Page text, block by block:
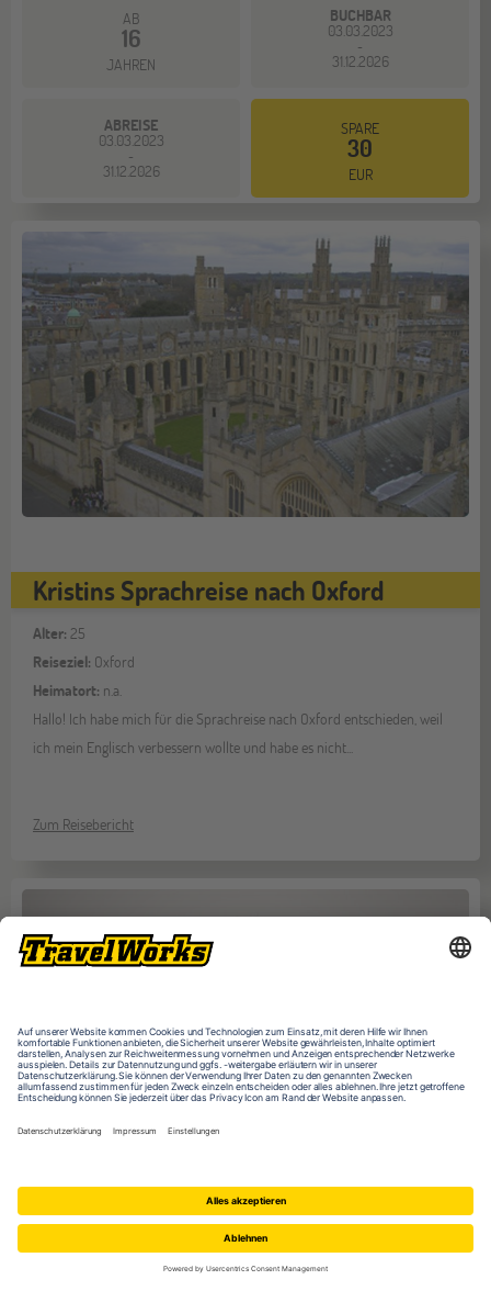
AB
16
JAHREN
BUCHBAR
03.03.2023
-
31.12.2026
ABREISE
03.03.2023
-
31.12.2026
SPARE
30
EUR
Kristins Sprachreise nach Oxford
Alter: 25
Reiseziel: Oxford
Heimatort: n.a.
Hallo! Ich habe mich für die Sprachreise nach Oxford entschieden, weil
ich mein Englisch verbessern wollte und habe es nicht...
Zum Reisebericht
Dein Ansprechpartner: